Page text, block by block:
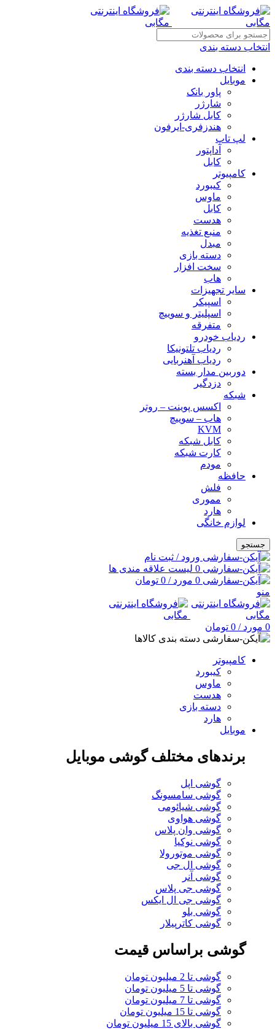
انتخاب دسته بندی
انتخاب دسته بندی
موبایل
پاور بانک
شارژر
کابل شارژر
هندزفری-ایرفون
لپ تاپ
آداپتور
کابل
کامپیوتر
کیبورد
ماوس
کابل
هدست
منبع تغذیه
مبدل
دسته بازی
سخت افزار
هاب
سایر تجهیزات
اسپیکر
اسپلیتر و سوییچ
متفرقه
ردیاب خودرو
ردیاب تلتونیکا
ردیاب آهنربایی
دوربین مدار بسته
دزدگیر
شبکه
اکسس پوینت – روتر
هاب – سوییچ
KVM
کابل شبکه
کارت شبکه
مودم
حافظه
فلش
مموری
هارد
لوازم خانگی
جستجو
ورود / ثبت نام
0 لیست علاقه مندی ها
0 مورد/
0 تومان
منو
0 مورد/
0 تومان
دسته بندی کالاها
کامپیوتر
کیبورد
ماوس
هدست
دسته بازی
هارد
موبایل
برندهای مختلف گوشی موبایل
گوشی اپل
گوشی سامسونگ
گوشی شیائومی
گوشی هواوی
گوشی وان پلاس
گوشی نوکیا
گوشی موتورولا
گوشی ال جی
گوشی آنر
گوشی جی پلاس
گوشی جی ال ایکس
گوشی بلو
گوشی کاترپیلار
گوشی براساس قیمت
گوشی تا 2 میلیون تومان
گوشی تا 5 میلیون تومان
گوشی تا 7 میلیون تومان
گوشی تا 15 میلیون تومان
گوشی بالای 15 میلیون تومان